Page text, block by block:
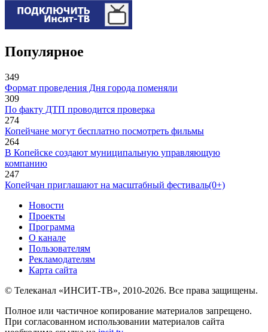
Популярное
349
Формат проведения Дня города поменяли
309
По факту ДТП проводится проверка
274
Копейчане могут бесплатно посмотреть фильмы
264
В Копейске создают муниципальную управляющую
компанию
247
Копейчан приглашают на масштабный фестиваль(0+)
Новости
Проекты
Программа
О канале
Пользователям
Рекламодателям
Карта сайта
© Телеканал «ИНСИТ-ТВ», 2010-2026. Все права защищены.
Полное или частичное копирование материалов запрещено.
При согласованном использовании материалов сайта